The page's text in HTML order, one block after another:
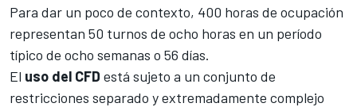
Para dar un poco de contexto, 400 horas de ocupación
representan 50 turnos de ocho horas en un período
típico de ocho semanas o 56 días.
El uso del CFD está sujeto a un conjunto de
restricciones separado y extremadamente complejo